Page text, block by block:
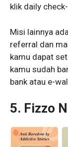
klik daily
Misi lainnya
referral dan
kamu dapat
kamu sudah
bank atau e-
5. Fizzo